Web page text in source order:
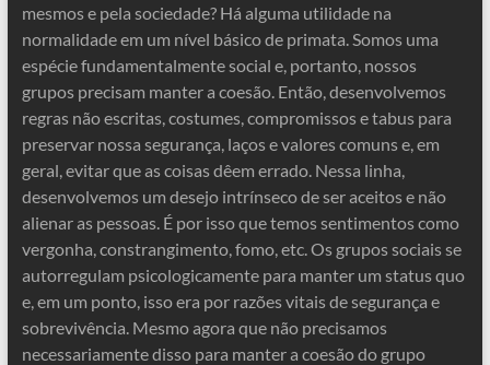
mesmos e pela sociedade? Há alguma utilidade na
normalidade em um nível básico de primata. Somos uma
espécie fundamentalmente social e, portanto, nossos
grupos precisam manter a coesão. Então, desenvolvemos
regras não escritas, costumes, compromissos e tabus para
preservar nossa segurança, laços e valores comuns e, em
geral, evitar que as coisas dêem errado. Nessa linha,
desenvolvemos um desejo intrínseco de ser aceitos e não
alienar as pessoas. É por isso que temos sentimentos como
vergonha, constrangimento, fomo, etc. Os grupos sociais se
autorregulam psicologicamente para manter um status quo
e, em um ponto, isso era por razões vitais de segurança e
sobrevivência. Mesmo agora que não precisamos
necessariamente disso para manter a coesão do grupo